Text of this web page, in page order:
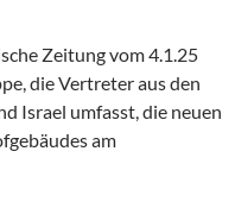
Zeitung vom 4.1.25
die Vertreter aus den
Israel umfasst, die neuen
am